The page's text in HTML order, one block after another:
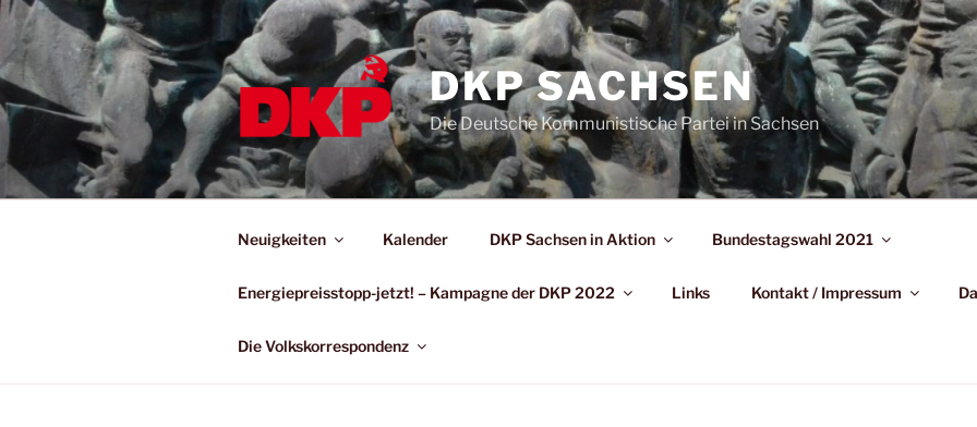
DKP SACHSEN
Die Deutsche Kommunistische Partei in Sachsen
Neuigkeiten Kalender DKP Sachsen in Aktion Bundestagswahl 2021
Energiepreisstopp-jetzt! – Kampagne der DKP 2022 Links Kontakt / Impressum
Die Volkskorrespondenz